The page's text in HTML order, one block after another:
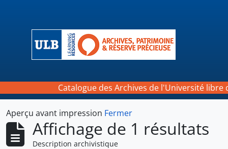
Catalogue des Archives de l'Université libre
Aperçu avant impression Fermer
Affichage de 1 résultats
Description archivistique